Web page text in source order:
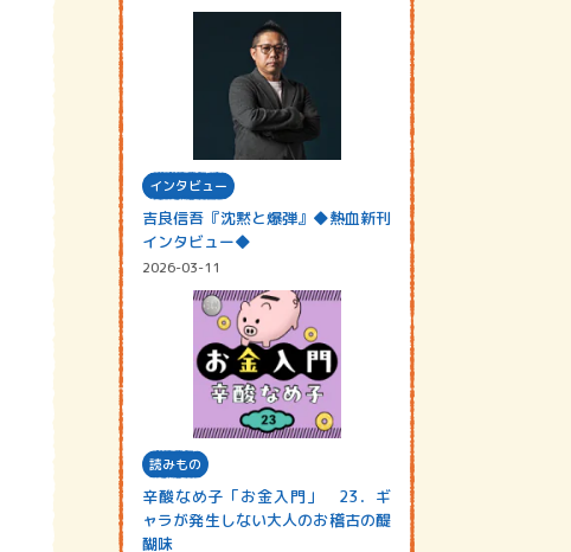
インタビュー
吉良信吾『沈黙と爆弾』◆熱血新刊
インタビュー◆
2026-03-11
読みもの
辛酸なめ子「お金入門」 23．ギ
ャラが発生しない大人のお稽古の醍
醐味